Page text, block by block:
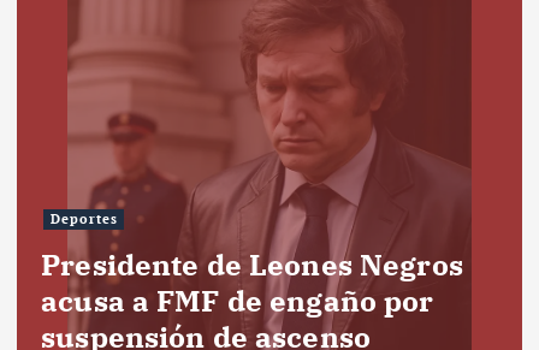
Deportes
Presidente de Leones Negros
acusa a FMF de engaño por
suspensión de ascenso